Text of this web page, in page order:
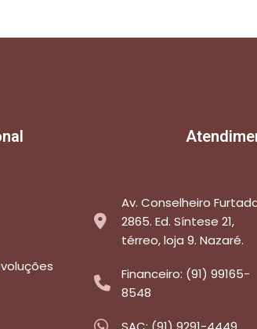
Av. Conselheiro
2865. Ed. Síntese 21,
térreo, loja 9. Nazaré.
Financeiro: (91) 99165-
8548